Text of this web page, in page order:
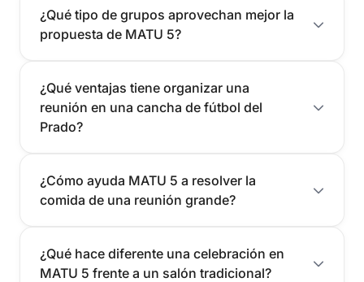
¿Qué tipo de grupos aprovechan mejor la
propuesta de MATU 5?
¿Qué ventajas tiene organizar una
reunión en una cancha de fútbol del
Prado?
¿Cómo ayuda MATU 5 a resolver la
comida de una reunión grande?
¿Qué hace diferente una celebración en
MATU 5 frente a un salón tradicional?